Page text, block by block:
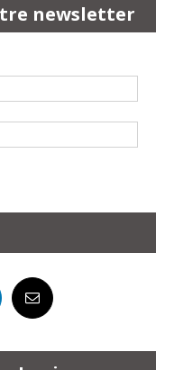
newsletter